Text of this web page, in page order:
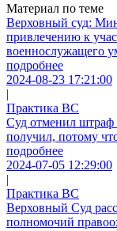
Материал по теме
Верховный суд:
привлечению к
военнослужащего
подробнее
2024-08-23 17:21:00
|
Практика ВС
Суд отменил
получил, потому
подробнее
2024-07-05 12:29:00
|
Практика ВС
Верховный Суд
полномочий